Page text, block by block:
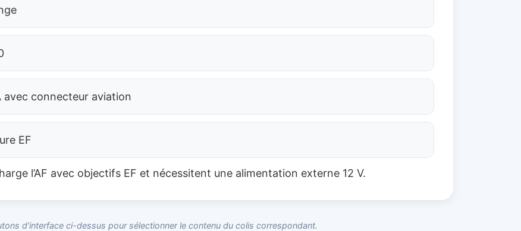
avec connecteur aviation
EF
l’AF avec objectifs EF et nécessitent une alimentation externe 12 V.
d’interface ci-dessus pour sélectionner le contenu du colis correspondant.